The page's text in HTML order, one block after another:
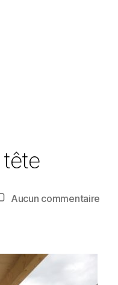
Aucun commentaire